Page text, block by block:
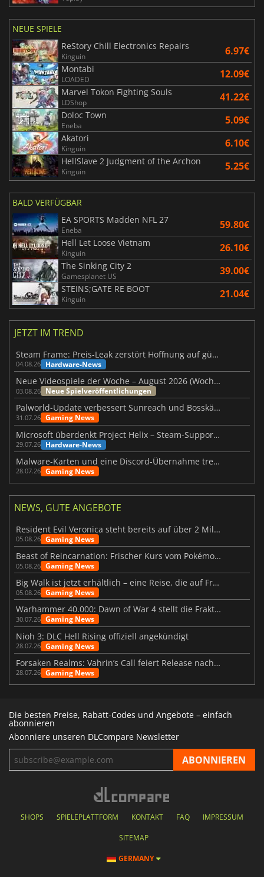
NEUE SPIELE
ReStory Chill Electronics Repairs
Kinguin 6.97€
Montabi
LOADED 12.09€
Marvel Tokon Fighting Souls
LDShop 41.22€
Doloc Town
Eneba 5.09€
Akatori
Kinguin 6.10€
HellSlave 2 Judgment of the Archon
Kinguin 5.25€
BALD VERFÜGBAR
EA SPORTS Madden NFL 27
Eneba 59.80€
Hell Let Loose Vietnam
Kinguin 26.10€
The Sinking City 2
Gamesplanet US 39.00€
STEINS;GATE RE BOOT
Kinguin 21.04€
JETZT IM TREND
Steam Frame: Preis-Leak zerstört Hoffnung auf günstiges VR-Headset
04.08.26 Hardware-News
Neue Videospiele der Woche – August 2026 (Woche 32)
03.08.26 Neue Spielveröffentlichungen
Palworld-Update verbessert Sunreach und Bosskämpfe deutlich
31.07.26 Gaming News
Microsoft überdenkt Project Helix – Steam-Support gefährdet
29.07.26 Hardware-News
Malware-Karten und eine Discord-Übernahme treffen Meccha Chameleon
28.07.26 Gaming News
NEWS, GUTE ANGEBOTE
Resident Evil Veronica steht bereits auf über 2 Millionen Wunschlisten
05.08.26 Gaming News
Beast of Reincarnation: Frischer Kurs vom Pokémon-Studio
05.08.26 Gaming News
Big Walk ist jetzt erhältlich – eine Reise, die auf Freundschaft basiert
05.08.26 Gaming News
Warhammer 40.000: Dawn of War 4 stellt die Fraktion der Necrons vor
30.07.26 Gaming News
Nioh 3: DLC Hell Rising offiziell angekündigt
28.07.26 Gaming News
Forsaken Realms: Vahrin’s Call feiert Release nach 10 Jahren
28.07.26 Gaming News
Die besten Preise, Rabatt-Codes und Angebote – einfach
abonnieren
Abonniere unseren DLCompare Newsletter
SHOPS SPIELEPLATTFORM KONTAKT FAQ IMPRESSUM
SITEMAP
GERMANY